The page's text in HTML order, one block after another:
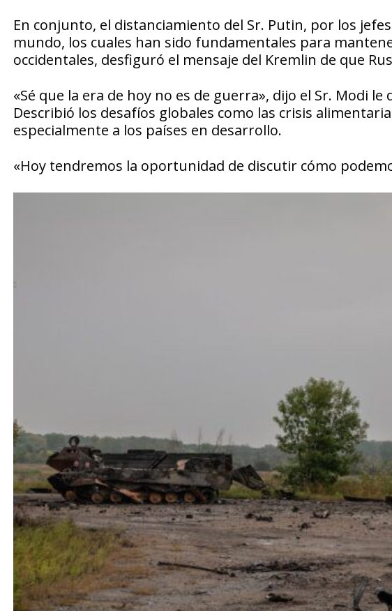
En conjunto, el distanciamiento del Sr. Putin, por los
mundo, los cuales han sido fundamentales para
occidentales, desfiguró el mensaje del Kremlin de que
«Sé que la era de hoy no es de guerra», dijo el Sr. Modi
Describió los desafíos globales como las crisis
especialmente a los países en desarrollo.
«Hoy tendremos la oportunidad de discutir cómo